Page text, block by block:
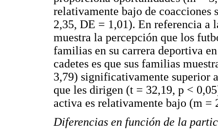
relativamente bajo de
2,35, DE = 1,01). En referencia a
muestra la percepción que los
familias en su carrera deportiva
cadetes es que sus familias
3,79) significativamente superior
que les dirigen (t = 32,19, p <
activa es relativamente bajo (m =
Diferencias en función de la